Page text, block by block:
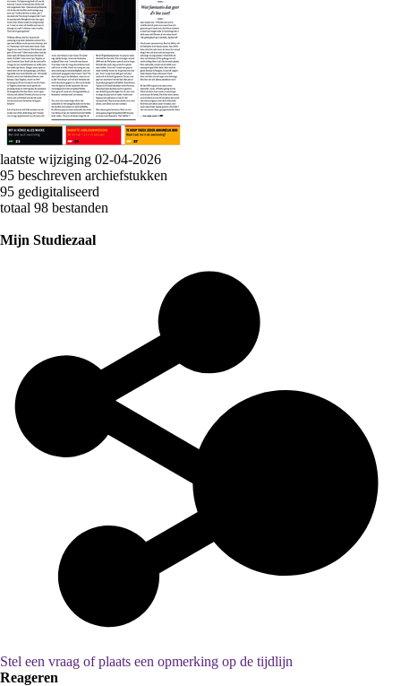
laatste wijziging 02-04-2026
95 beschreven archiefstukken
95 gedigitaliseerd
totaal 98 bestanden
Mijn Studiezaal
Stel een vraag of plaats een opmerking op de tijdlijn
Reageren